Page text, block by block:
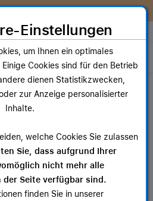
+ 1] [AK + 2]
+ 3]
springen [AK + 4]
springen [AK + 5]
[AK + 6]
springen [AK + 7]
springen [AK + 8]
Einstellungen
um Ihnen ein optimales
Cookies sind für den Betrieb
dienen Statistikzwecken,
zur Anzeige personalisierter
Inhalte.
welche Cookies Sie zulassen
Sie, dass aufgrund Ihrer
nicht mehr alle
Seite verfügbar sind.
finden Sie in unserer